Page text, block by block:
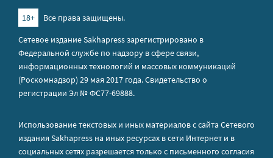
18+
Все права защищены.
Сетевое издание Sakhapress зарегистрировано в
Федеральной службе по надзору в сфере связи,
информационных технологий и массовых коммуникаций
(Роскомнадзор) 29 мая 2017 года. Свидетельство о
регистрации Эл № ФС77-69888.
Использование текстовых и иных материалов с сайта Сетевого
издания Sakhapress на иных ресурсах в сети Интернет и в
социальных сетях разрешается только с письменного согласия